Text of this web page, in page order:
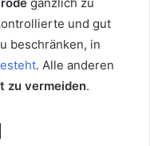
und gut
beschränken, in
. Alle anderen
zu vermeiden.